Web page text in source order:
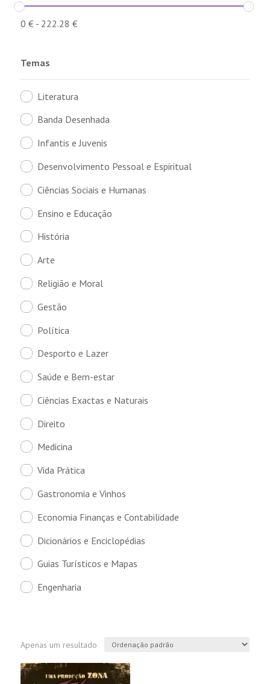
0 €- 222.28 €
Temas
Literatura
Banda Desenhada
Infantis e Juvenis
Desenvolvimento Pessoal e Espiritual
Ciências Sociais e Humanas
Ensino e Educação
História
Arte
Religião e Moral
Gestão
Política
Desporto e Lazer
Saúde e Bem-estar
Ciências Exactas e Naturais
Direito
Medicina
Vida Prática
Gastronomia e Vinhos
Economia Finanças e Contabilidade
Dicionários e Enciclopédias
Guias Turísticos e Mapas
Engenharia
Apenas um resultado